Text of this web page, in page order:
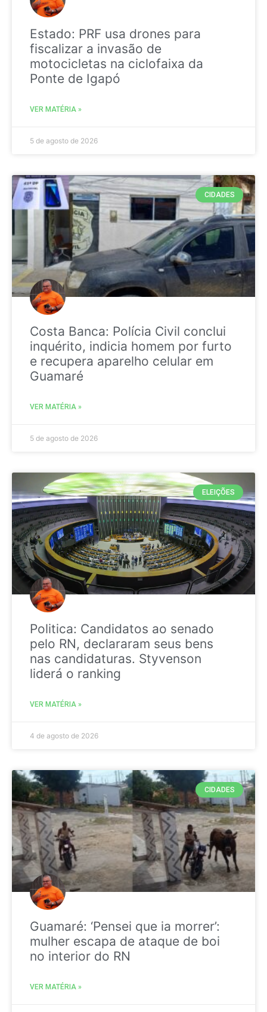
Estado: PRF usa drones para
fiscalizar a invasão de
motocicletas na ciclofaixa da
Ponte de Igapó
VER MATÉRIA »
5 de agosto de 2026
CIDADES
Costa Banca: Polícia Civil conclui
inquérito, indicia homem por furto
e recupera aparelho celular em
Guamaré
VER MATÉRIA »
5 de agosto de 2026
ELEIÇÕES
Politica: Candidatos ao senado
pelo RN, declararam seus bens
nas candidaturas. Styvenson
liderá o ranking
VER MATÉRIA »
4 de agosto de 2026
CIDADES
Guamaré: ‘Pensei que ia morrer’:
mulher escapa de ataque de boi
no interior do RN
VER MATÉRIA »